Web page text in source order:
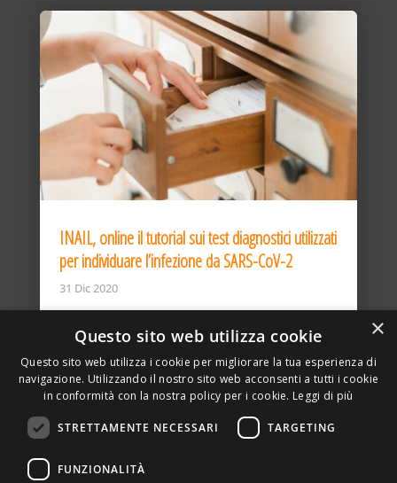
INAIL, online il tutorial sui test diagnostici utilizzati
per individuare l’infezione da SARS-CoV-2
31 Dic 2020
DELLA TORRE, 15 – 20127 – MILANO – P. IVA
×
Questo sito web utilizza cookie
Questo sito web utilizza i cookie per migliorare la tua esperienza di
navigazione. Utilizzando il nostro sito web acconsenti a tutti i cookie
in conformità con la nostra policy per i cookie. Leggi di più
STRETTAMENTE NECESSARI TARGETING
FUNZIONALITÀ